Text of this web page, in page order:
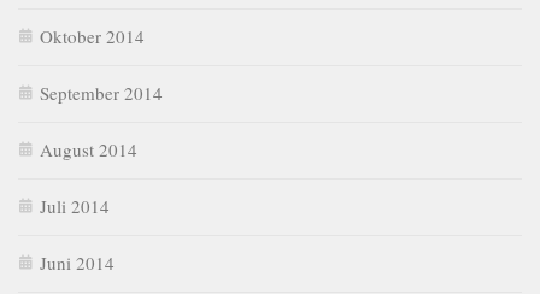
Oktober 2014
September 2014
August 2014
Juli 2014
Juni 2014